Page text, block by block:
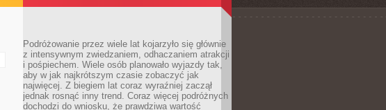
Podróżowanie przez wiele lat kojarzyło się głównie
z intensywnym zwiedzaniem, odhaczaniem atrakcji
i pośpiechem. Wiele osób planowało wyjazdy tak,
aby w jak najkrótszym czasie zobaczyć jak
najwięcej. Z biegiem lat coraz wyraźniej zaczął
jednak rosnąć inny trend. Coraz więcej podróżnych
dochodzi do wniosku, że prawdziwa wartość